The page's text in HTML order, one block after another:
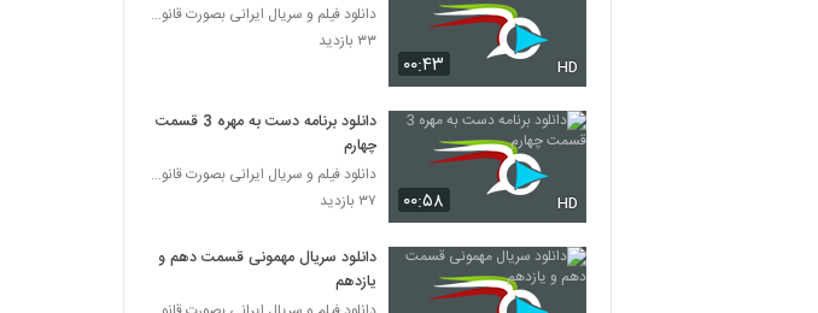
۰۰:۴۳ HD
دانلود فیلم و سریال ایرانی بصورت قانونی
۳۳ بازدید
۰۰:۵۸ HD
دانلود برنامه دست به مهره 3 قسمت
چهارم
دانلود فیلم و سریال ایرانی بصورت قانونی
۳۷ بازدید
دانلود سریال مهمونی قسمت دهم و
یازدهم